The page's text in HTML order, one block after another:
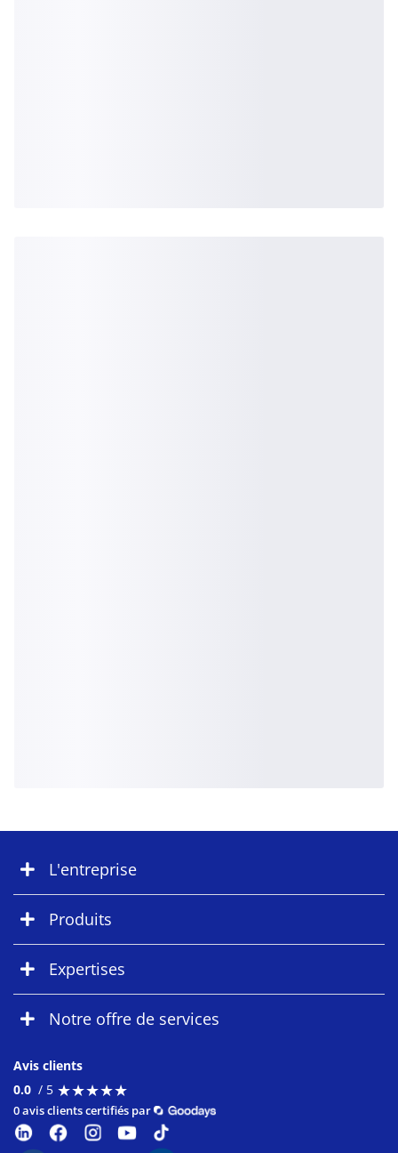
L'entreprise
Produits
Expertises
Notre offre de services
Avis clients
0.0 / 5 ★★★★★
★★★★★
0 avis clients certifiés par